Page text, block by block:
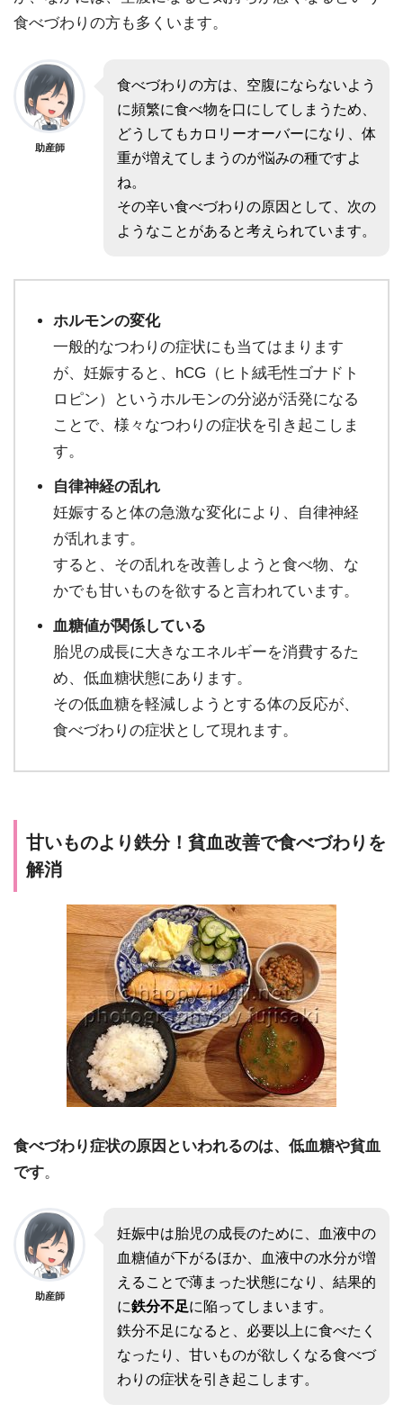
食べづわりの方も多くいます。
助産師
食べづわりの方は、空腹にならないよう
に頻繁に食べ物を口にしてしまうため、
どうしてもカロリーオーバーになり、体
重が増えてしまうのが悩みの種ですよ
ね。
その辛い食べづわりの原因として、次の
ようなことがあると考えられています。
ホルモンの変化
一般的なつわりの症状にも当てはまります
が、妊娠すると、hCG（ヒト絨毛性ゴナドト
ロピン）というホルモンの分泌が活発になる
ことで、様々なつわりの症状を引き起こしま
す。
自律神経の乱れ
妊娠すると体の急激な変化により、自律神経
が乱れます。
すると、その乱れを改善しようと食べ物、な
かでも甘いものを欲すると言われています。
血糖値が関係している
胎児の成長に大きなエネルギーを消費するた
め、低血糖状態にあります。
その低血糖を軽減しようとする体の反応が、
食べづわりの症状として現れます。
甘いものより鉄分！貧血改善で食べづわりを
解消
食べづわり症状の原因といわれるのは、低血糖や貧血
です。
助産師
妊娠中は胎児の成長のために、血液中の
血糖値が下がるほか、血液中の水分が増
えることで薄まった状態になり、結果的
に鉄分不足に陥ってしまいます。
鉄分不足になると、必要以上に食べたく
なったり、甘いものが欲しくなる食べづ
わりの症状を引き起こします。